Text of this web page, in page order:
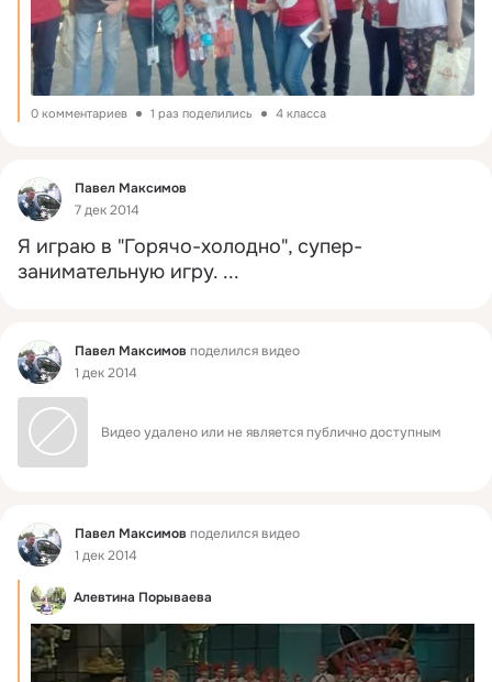
0 комментариев 1 раз поделились 4 класса
Фид
Павел Максимов
7 дек 2014
Я играю в "Горячо-холодно", супер-
занимательную игру. ...
Фид Павел Максимов поделился видео
1 дек 2014
Видео удалено или не является публично доступным
Фид Павел Максимов поделился видео
1 дек 2014
Алевтина Порываева